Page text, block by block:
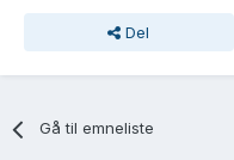
Del
Gå til emneliste